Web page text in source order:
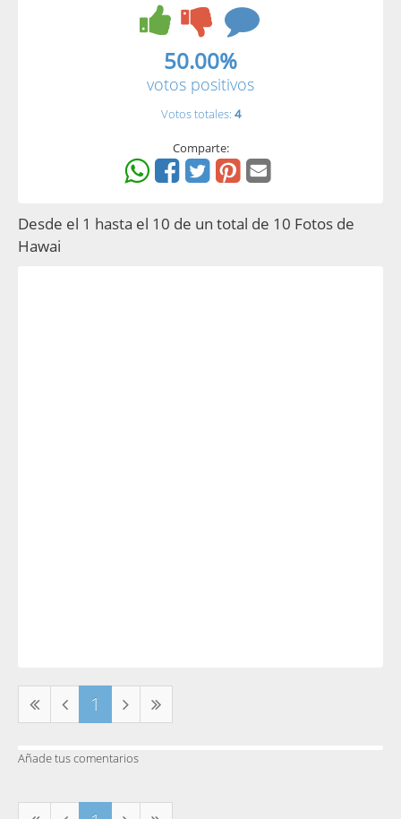
50.00%
votos positivos
Votos totales: 4
Comparte:
Desde el 1 hasta el 10 de un total de 10 Fotos de
Hawai
1
Añade tus comentarios